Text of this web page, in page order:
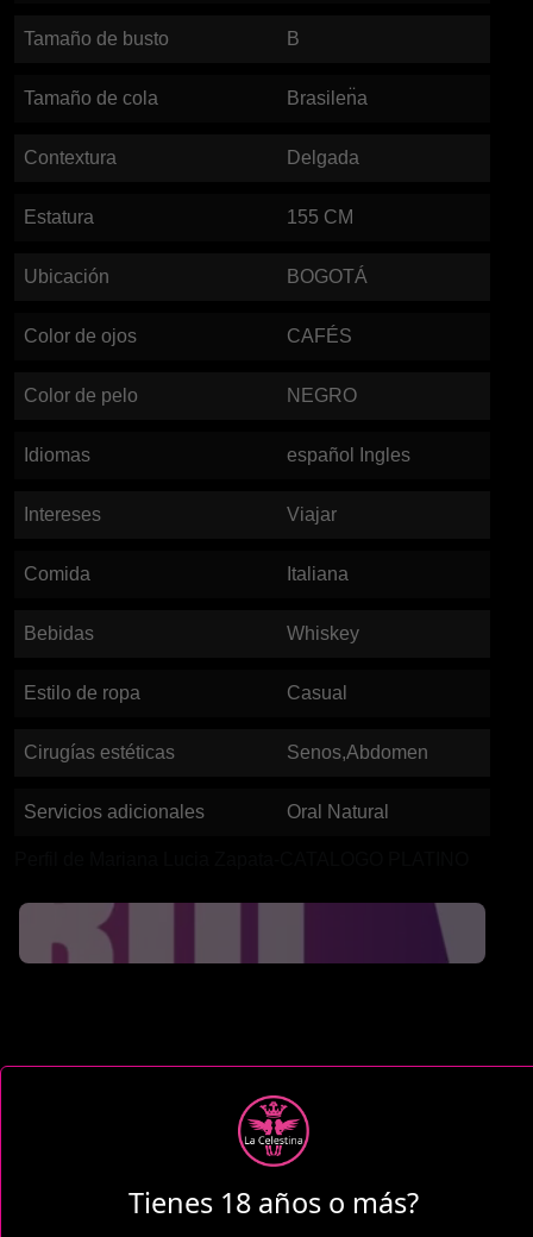
Tienes 18 años o más?
Tamaño de busto B
Tamaño de cola Brasilen̈a
Contextura Delgada
Estatura 155 CM
Ubicación BOGOTÁ
Color de ojos CAFÉS
Color de pelo NEGRO
Idiomas español Ingles
Intereses Viajar
Comida Italiana
Bebidas Whiskey
Estilo de ropa Casual
Cirugías estéticas Senos,Abdomen
Servicios adicionales Oral Natural
1 Hora